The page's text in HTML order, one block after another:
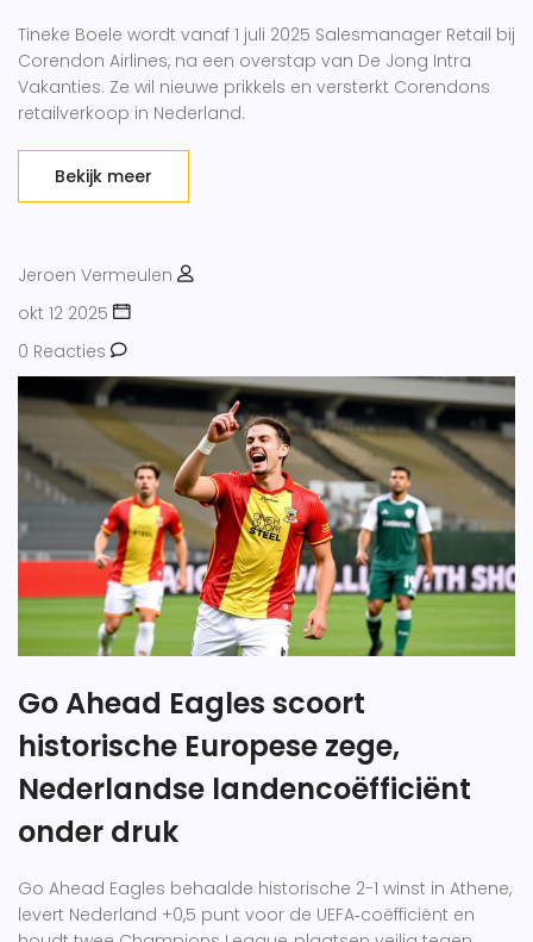
Tineke Boele wordt vanaf 1 juli 2025 Salesmanager Retail bij
Corendon Airlines, na een overstap van De Jong Intra
Vakanties. Ze wil nieuwe prikkels en versterkt Corendons
retailverkoop in Nederland.
Bekijk meer
Jeroen Vermeulen
okt 12 2025
0 Reacties
Go Ahead Eagles scoort
historische Europese zege,
Nederlandse landencoëfficiënt
onder druk
Go Ahead Eagles behaalde historische 2-1 winst in Athene,
levert Nederland +0,5 punt voor de UEFA‑coëfficiënt en